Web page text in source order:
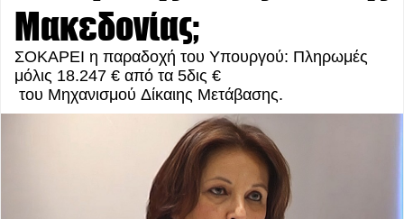
Μακεδονίας;
ΣΟΚΑΡΕΙ η παραδοχή του Υπουργού: Πληρωμές
μόλις 18.247 € από τα 5δις €
του Μηχανισμού Δίκαιης Μετάβασης.